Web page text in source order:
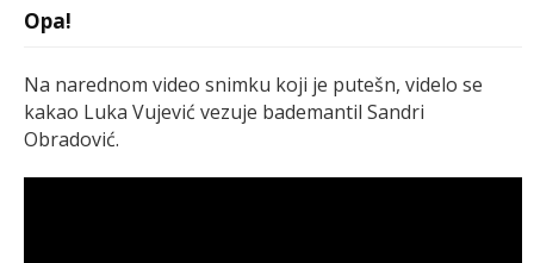
Opa!
Na narednom video snimku koji je putešn, videlo se
kakao Luka Vujević vezuje bademantil Sandri
Obradović.